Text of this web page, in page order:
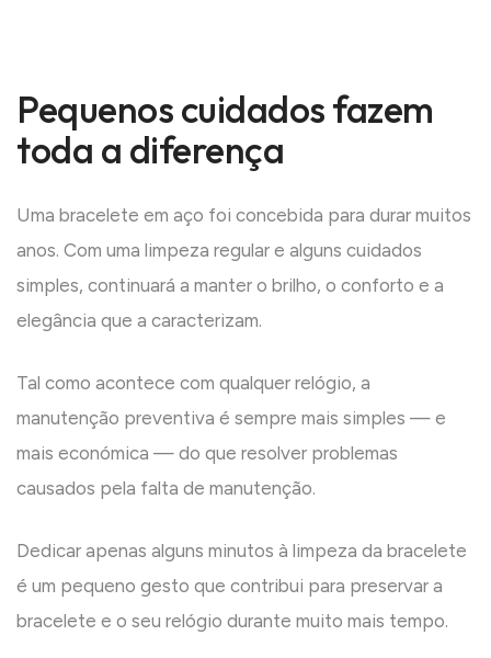
Pequenos cuidados fazem
toda a diferença
Uma bracelete em aço foi concebida para durar muitos
anos. Com uma limpeza regular e alguns cuidados
simples, continuará a manter o brilho, o conforto e a
elegância que a caracterizam.
Tal como acontece com qualquer relógio, a
manutenção preventiva é sempre mais simples — e
mais económica — do que resolver problemas
causados pela falta de manutenção.
Dedicar apenas alguns minutos à limpeza da bracelete
é um pequeno gesto que contribui para preservar a
bracelete e o seu relógio durante muito mais tempo.